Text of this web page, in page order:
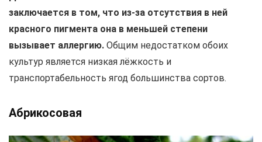
заключается в том, что из-за отсутствия в ней
красного пигмента она в меньшей степени
вызывает аллергию. Общим недостатком обоих
культур является низкая лёжкость и
транспортабельность ягод большинства сортов.
Абрикосовая